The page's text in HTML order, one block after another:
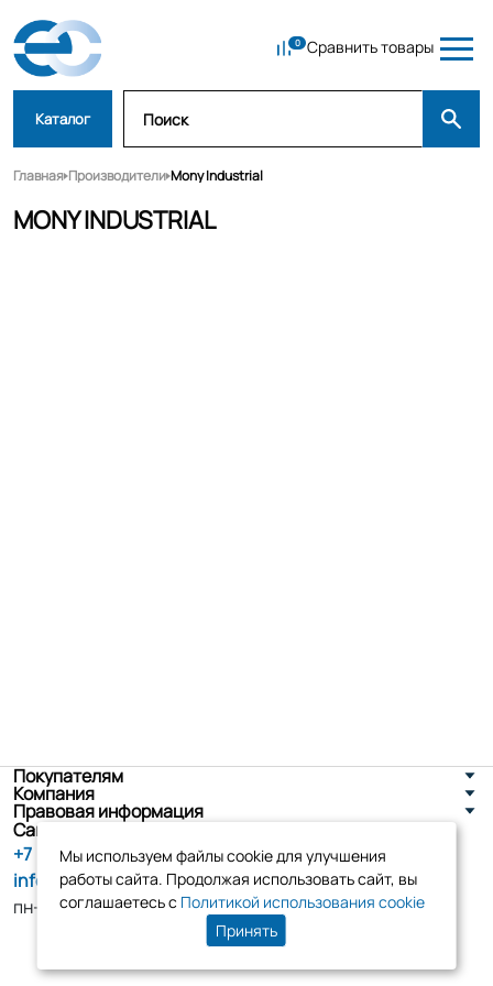
Сравнить товары
Каталог
Главная Производители Mony Industrial
MONY INDUSTRIAL
Покупателям
Компания
Правовая информация
Санкт-Петербург, ул. Новоселов д. 8
+7 (800) 555-86-90
info@tk-elko.ru
пн-пт, 10:00 - 18:00
Мы используем файлы cookie для улучшения
работы сайта. Продолжая использовать сайт, вы
соглашаетесь с Политикой использования cookie
Принять